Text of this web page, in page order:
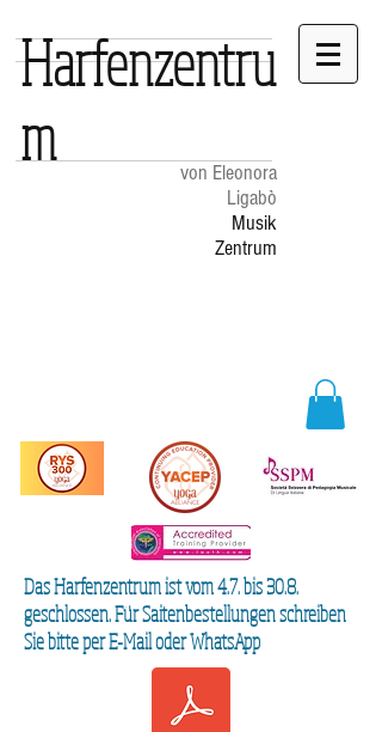
von Eleonora
Ligabò
Musik
Zentrum
Harfenzentru
m
Das Harfenzentrum ist vom 4.7. bis 30.8.
geschlossen. Für Saitenbestellungen schreiben
Sie bitte per E-Mail oder WhatsApp